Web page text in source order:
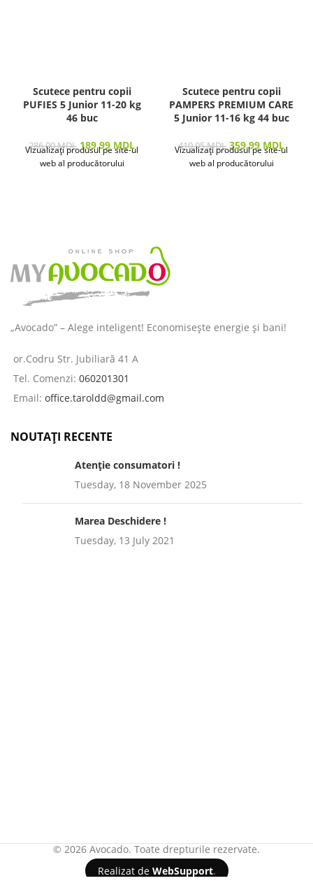
Scutece pentru copii
PUFIES 5 Junior 11-20 kg
46 buc
286.00MDL 189.99 MDL
Vizualizați produsul pe site-ul
web al producătorului
Scutece pentru copii
PAMPERS PREMIUM CARE
5 Junior 11-16 kg 44 buc
410.95MDL 359.99 MDL
Vizualizați produsul pe site-ul
web al producătorului
„Avocado” – Alege inteligent! Economisește energie și bani!
or.Codru Str. Jubiliară 41 A
Tel. Comenzi: 060201301
Email: office.taroldd@gmail.com
NOUTAȚI RECENTE
Atenție consumatori !
Tuesday, 18 November 2025
Marea Deschidere !
Tuesday, 13 July 2021
© 2026 Avocado. Toate drepturile rezervate.
Realizat de WebSupport.